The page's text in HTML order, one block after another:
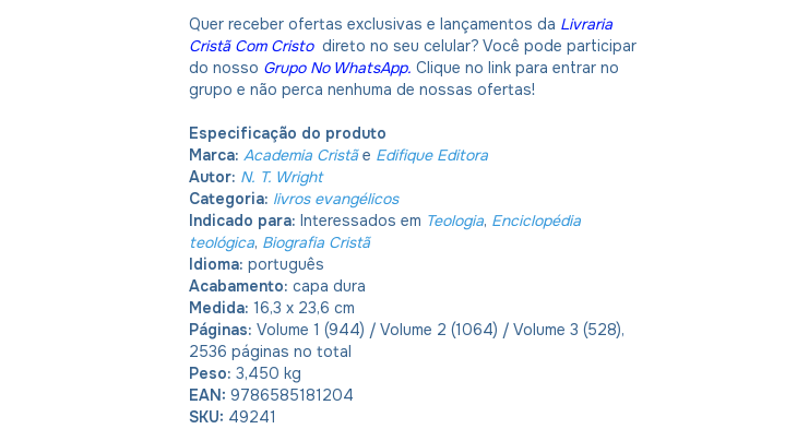
Quer receber ofertas exclusivas e lançamentos da Livraria
Cristã Com Cristo direto no seu celular? Você pode participar
do nosso Grupo No WhatsApp. Clique no link para entrar no
grupo e não perca nenhuma de nossas ofertas!
Especificação do produto
Marca: Academia Cristãe Edifique Editora
Autor: N. T. Wright
Categoria: livros evangélicos
Indicado para: Interessados em Teologia, Enciclopédia
teológica, Biografia Cristã
Idioma: português
Acabamento: capa dura
Medida: 16,3 x 23,6 cm
Páginas: Volume 1 (944) / Volume 2 (1064) / Volume 3 (528),
2536 páginas no total
Peso: 3,450 kg
EAN: 9786585181204
SKU: 49241